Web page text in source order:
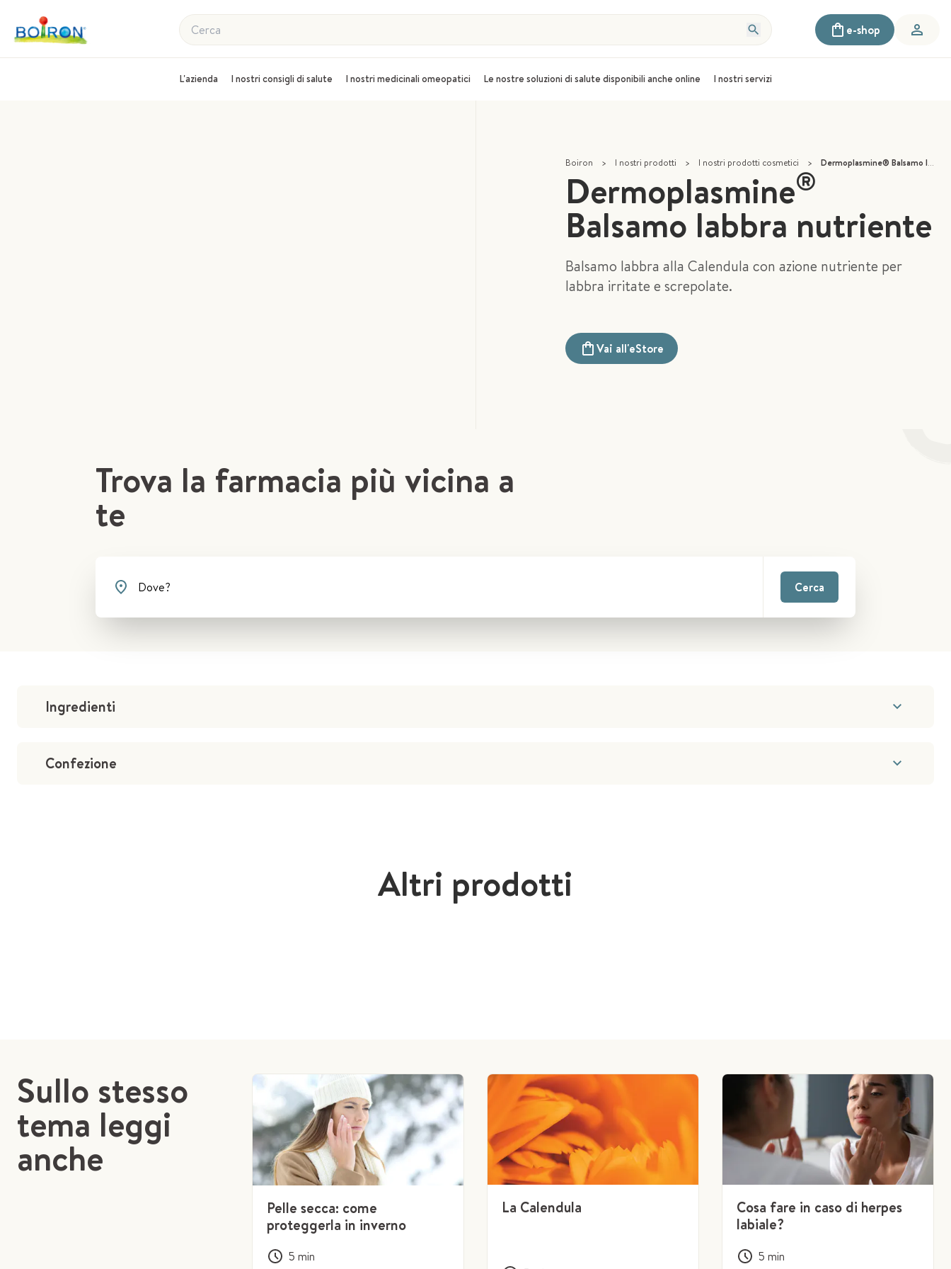
Cerca e-shop
L'azienda I nostri consigli di salute I nostri medicinali omeopatici Le nostre soluzioni di salute disponibili anche online I nostri servizi
Boiron > I nostri prodotti > I nostri prodotti cosmetici > Dermoplasmine® Balsamo labbra nutriente
Dermoplasmine®
Balsamo labbra nutriente
Balsamo labbra alla Calendula con azione nutriente per
labbra irritate e screpolate.
Vai all'eStore
Trova la farmacia più vicina a
te
Cerca
Ingredienti
Confezione
Altri prodotti
Sullo stesso
tema leggi
anche
Pelle secca: come
proteggerla in inverno
5 min
La Calendula
Cosa fare in caso di herpes
labiale?
5 min